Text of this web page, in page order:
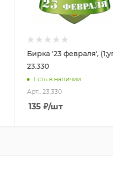
Бирка '23 февраля',
23.330
Есть в наличии
Арт.: 23.330
135 ₽/шт